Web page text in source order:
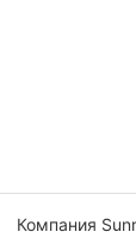
Компания